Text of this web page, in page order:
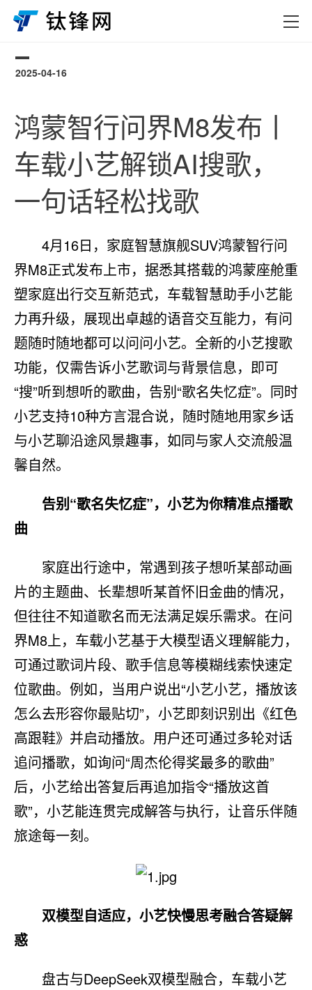
2025-04-16
鸿蒙智行问界M8发布丨
车载小艺解锁AI搜歌，
一句话轻松找歌
4月16日，家庭智慧旗舰SUV鸿蒙智行问
界M8正式发布上市，据悉其搭载的鸿蒙座舱重
塑家庭出行交互新范式，车载智慧助手小艺能
力再升级，展现出卓越的语音交互能力，有问
题随时随地都可以问问小艺。全新的小艺搜歌
功能，仅需告诉小艺歌词与背景信息，即可
“搜”听到想听的歌曲，告别“歌名失忆症”。同时
小艺支持10种方言混合说，随时随地用家乡话
与小艺聊沿途风景趣事，如同与家人交流般温
馨自然。
告别“歌名失忆症”，小艺为你精准点播歌
曲
家庭出行途中，常遇到孩子想听某部动画
片的主题曲、长辈想听某首怀旧金曲的情况，
但往往不知道歌名而无法满足娱乐需求。在问
界M8上，车载小艺基于大模型语义理解能力，
可通过歌词片段、歌手信息等模糊线索快速定
位歌曲。例如，当用户说出“小艺小艺，播放该
怎么去形容你最贴切”，小艺即刻识别出《红色
高跟鞋》并启动播放。用户还可通过多轮对话
追问播歌，如询问“周杰伦得奖最多的歌曲”
后，小艺给出答复后再追加指令“播放这首
歌”，小艺能连贯完成解答与执行，让音乐伴随
旅途每一刻。
双模型自适应，小艺快慢思考融合答疑解
惑
盘古与DeepSeek双模型融合，车载小艺